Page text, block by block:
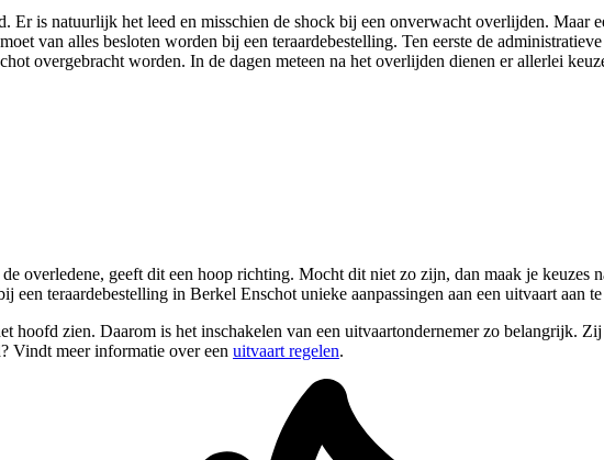
Er is natuurlijk het leed en misschien de shock bij een onverwacht overlijden.
van alles besloten worden bij een teraardebestelling. Ten eerste de
overgebracht worden. In de dagen meteen na het overlijden dienen er allerlei
overledene, geeft dit een hoop richting. Mocht dit niet zo zijn, dan maak je keuzes
een teraardebestelling in Berkel Enschot unieke aanpassingen aan een uitvaart aan
hoofd zien. Daarom is het inschakelen van een uitvaartondernemer zo belangrijk.
Vindt meer informatie over een uitvaart regelen.